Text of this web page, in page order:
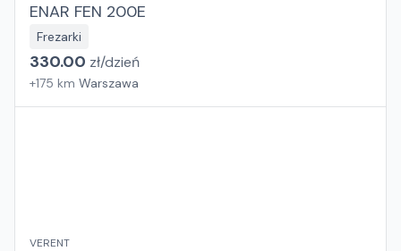
ENAR FEN 200E
Frezarki
330.00 zł/dzień
+175 km Warszawa
VERENT